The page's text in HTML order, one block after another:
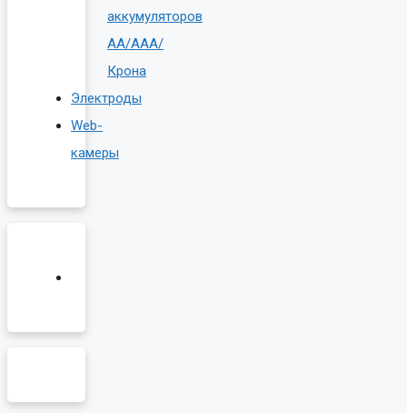
аккумуляторов
AA/AAA/
Крона
Электроды
Web-
камеры